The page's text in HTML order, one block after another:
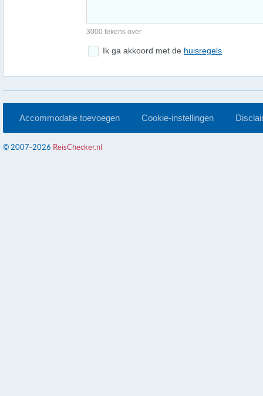
3000 tekens over
Ik ga akkoord met de huisregels
Accommodatie toevoegen Cookie-instellingen
© 2007-2026 ReisChecker.nl